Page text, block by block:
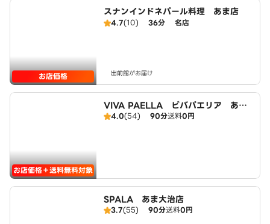
お店価格
スナンインドネパール料理 あま店
4.7(10) 36分 名店
出前館がお届け
お店価格＋送料無料対象
VIVA PAELLA ビバパエリア あま
大治店
4.0(54) 90分送料0円
SPALA あま大治店
3.7(55) 90分送料0円